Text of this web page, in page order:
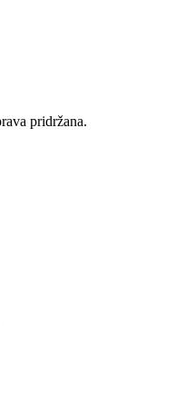
pridržana.